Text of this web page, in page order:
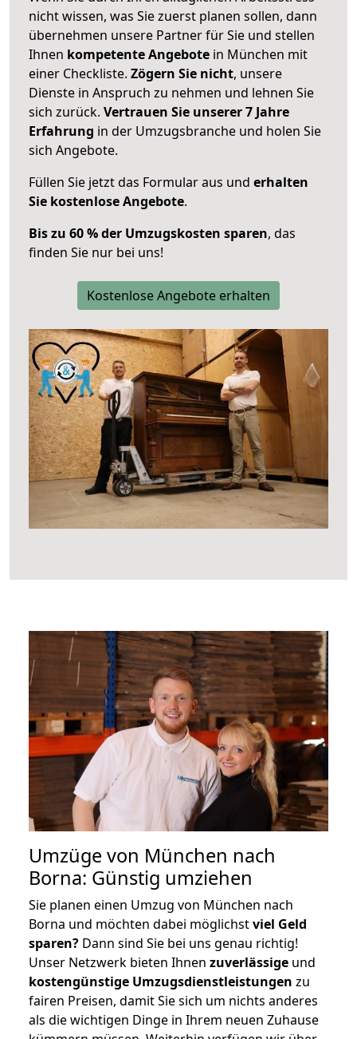
nicht wissen, was Sie zuerst planen sollen, dann
übernehmen unsere Partner für Sie und stellen
Ihnen kompetente Angebote in München mit
einer Checkliste. Zögern Sie nicht, unsere
Dienste in Anspruch zu nehmen und lehnen Sie
sich zurück. Vertrauen Sie unserer 7 Jahre
Erfahrung in der Umzugsbranche und holen Sie
sich Angebote.
Füllen Sie jetzt das Formular aus und erhalten
Sie kostenlose Angebote.
Bis zu 60 % der Umzugskosten sparen, das
finden Sie nur bei uns!
Kostenlose Angebote erhalten
Umzüge von München nach
Borna: Günstig umziehen
Sie planen einen Umzug von München nach
Borna und möchten dabei möglichstviel Geld
sparen? Dann sind Sie bei uns genau richtig!
Unser Netzwerk bieten Ihnen zuverlässige und
kostengünstige Umzugsdienstleistungen zu
fairen Preisen, damit Sie sich um nichts anderes
als die wichtigen Dinge in Ihrem neuen Zuhause